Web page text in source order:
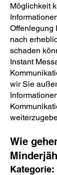
Möglichkeit
Offenlegung
nach
schaden
Instant
wir Sie
Wie